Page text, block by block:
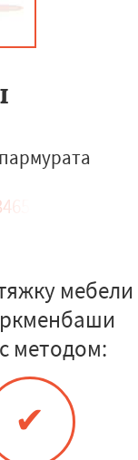
мебели
методом:
✔